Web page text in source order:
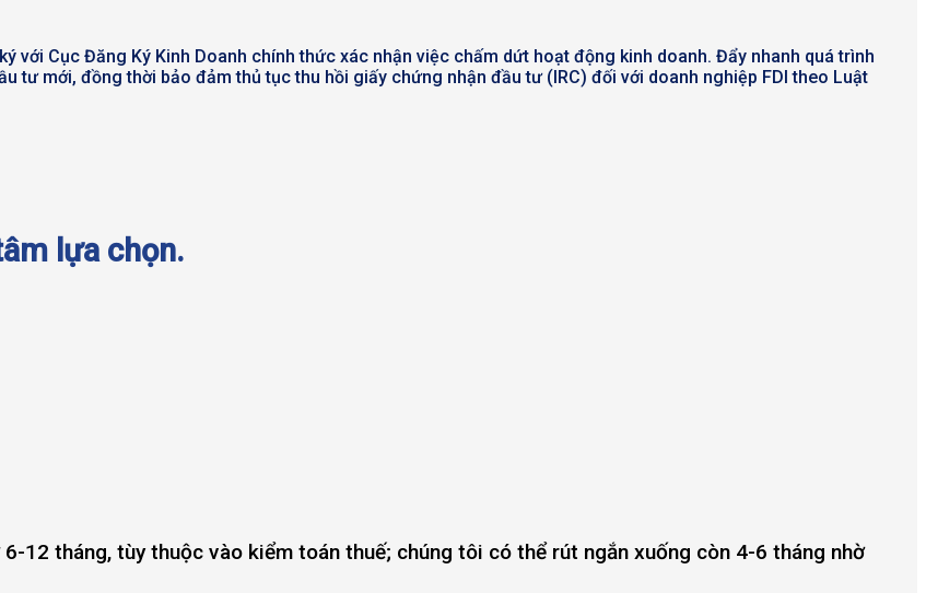
với Cục Đăng Ký Kinh Doanh chính thức xác nhận việc chấm dứt hoạt động kinh doanh. Đẩy nhanh quá trình
tư mới, đồng thời bảo đảm thủ tục thu hồi giấy chứng nhận đầu tư (IRC) đối với doanh nghiệp FDI theo Luật
lựa chọn.
12 tháng, tùy thuộc vào kiểm toán thuế; chúng tôi có thể rút ngắn xuống còn 4-6 tháng nhờ